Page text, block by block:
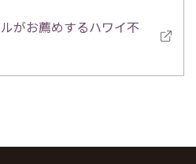
がお薦めするハワイ不